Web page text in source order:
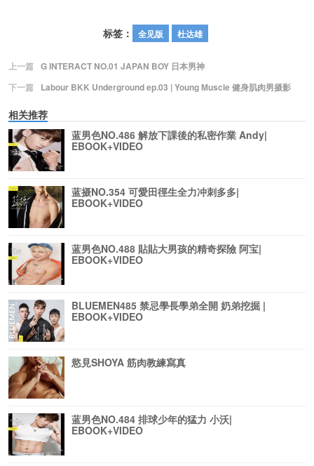
标签： 全见版 杜达雄
上一篇 G INTERACT NO.01 JAPAN BOY 日本男神
下一篇
Labour BKK Underground ep.03 | Young Muscle 健身肌肉男摄影
相关推荐
蓝男色NO.486 解放下課後的私密作業 Andy|
EBOOK+VIDEO
蓝摄NO.354 可愛田徑生全力冲刺多多|
EBOOK+VIDEO
蓝男色NO.488 貼貼大男孩的精奇探險 阿宝|
EBOOK+VIDEO
BLUEMEN485 禁忌學長學弟全開 奶弟挖掘 |
EBOOK+VIDEO
慾見SHOYA 筋肉教練寫真
蓝男色NO.484 排球少年的猛力 小沃|
EBOOK+VIDEO